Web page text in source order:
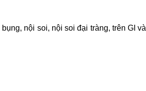
nội soi, nội soi đại tràng, trên GI và